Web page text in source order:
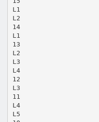
L1
L2
14
L1
13
L2
L3
L4
12
L3
11
L4
L5